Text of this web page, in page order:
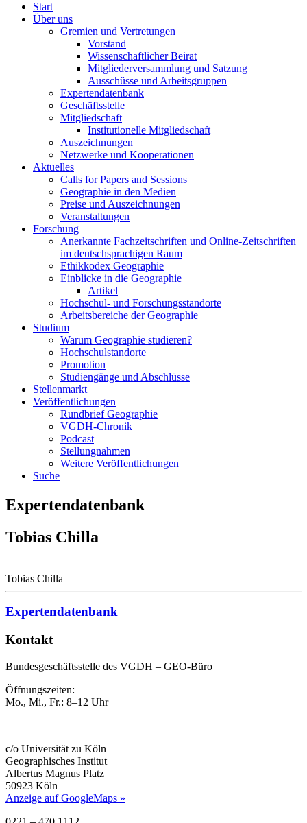
Start
Über uns
Gremien und Vertretungen
Vorstand
Wissenschaftlicher Beirat
Mitgliederversammlung und Satzung
Ausschüsse und Arbeitsgruppen
Expertendatenbank
Geschäftsstelle
Mitgliedschaft
Institutionelle Mitgliedschaft
Auszeichnungen
Netzwerke und Kooperationen
Aktuelles
Calls for Papers and Sessions
Geographie in den Medien
Preise und Auszeichnungen
Veranstaltungen
Forschung
Anerkannte Fachzeitschriften und Online-Zeitschriften
im deutschsprachigen Raum
Ethikkodex Geographie
Einblicke in die Geographie
Artikel
Hochschul- und Forschungsstandorte
Arbeitsbereiche der Geographie
Studium
Warum Geographie studieren?
Hochschulstandorte
Promotion
Studiengänge und Abschlüsse
Stellenmarkt
Veröffentlichungen
Rundbrief Geographie
VGDH-Chronik
Podcast
Stellungnahmen
Weitere Veröffentlichungen
Suche
Expertendatenbank
Tobias Chilla
Tobias Chilla
Expertendatenbank
Kontakt
Bundesgeschäftsstelle des VGDH – GEO-Büro
Öffnungszeiten:
Mo., Mi., Fr.: 8–12 Uhr
c/o Universität zu Köln
Geographisches Institut
Albertus Magnus Platz
50923 Köln
Anzeige auf GoogleMaps »